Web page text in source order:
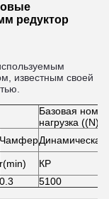
редуктор
известным своей
Базовая
нагрузка ((N)
ЧамферДинамическая
r(min) КР
0.3 5100